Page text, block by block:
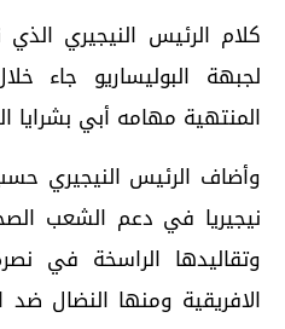
كلام الرئيس النيجيري الذي
لجبهة البوليساريو جاء
المنتهية مهامه أبي بشرايا
وأضاف الرئيس النيجيري
نيجيريا في دعم الشعب
وتقاليدها الراسخة في
الافريقية ومنها النضال ضد